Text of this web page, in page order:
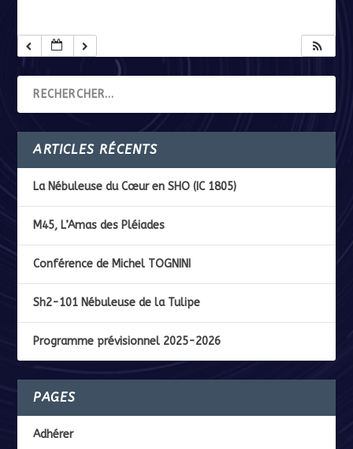
ARTICLES RÉCENTS
La Nébuleuse du Cœur en SHO (IC 1805)
M45, L’Amas des Pléiades
Conférence de Michel TOGNINI
Sh2-101 Nébuleuse de la Tulipe
Programme prévisionnel 2025-2026
PAGES
Adhérer